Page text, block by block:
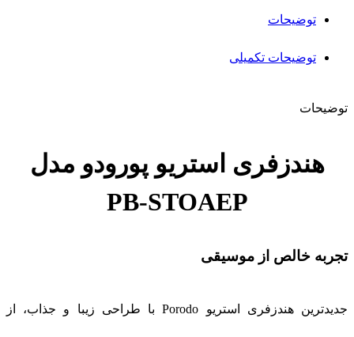
توضیحات
توضیحات تکمیلی
توضیحات
هندزفری استریو پورودو مدل
PB-STOAEP
تجربه خالص از موسیقی
جدیدترین هندزفری استریو Porodo با طراحی زیبا و جذاب، از